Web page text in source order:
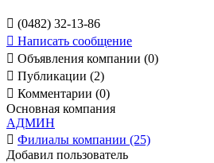
 (0482) 32-13-86
 Написать сообщение
 Объявления компании (0)
 Публикации (2)
 Комментарии (0)
Основная компания
АДМИН
 Филиалы компании (25)
Добавил пользователь